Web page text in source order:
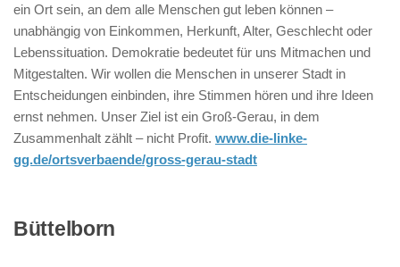
ein Ort sein, an dem alle Menschen gut leben können –
unabhängig von Einkommen, Herkunft, Alter, Geschlecht oder
Lebenssituation. Demokratie bedeutet für uns Mitmachen und
Mitgestalten. Wir wollen die Menschen in unserer Stadt in
Entscheidungen einbinden, ihre Stimmen hören und ihre Ideen
ernst nehmen. Unser Ziel ist ein Groß-Gerau, in dem
Zusammenhalt zählt – nicht Profit. www.die-linke-
gg.de/ortsverbaende/gross-gerau-stadt
Büttelborn